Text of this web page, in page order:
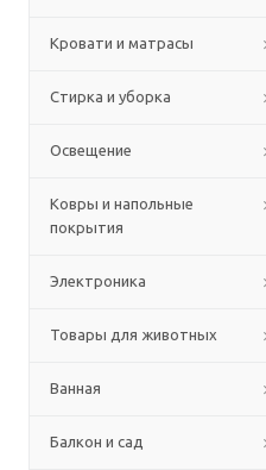
Кровати и матрасы
Стирка и уборка
Освещение
Ковры и напольные
покрытия
Электроника
Товары для животных
Ванная
Балкон и сад